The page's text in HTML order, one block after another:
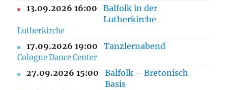
13.09.2026 16:00
Balfolk in der
Lutherkirche
Lutherkirche
17.09.2026 19:00 Tanzlernabend
Cologne Dance Center
27.09.2026 15:00
Balfolk – Bretonisch
Basis